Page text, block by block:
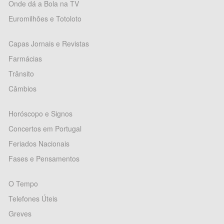
Onde dá a Bola na TV
Euromilhões e Totoloto
Capas Jornais e Revistas
Farmácias
Trânsito
Câmbios
Horóscopo e Signos
Concertos em Portugal
Feriados Nacionais
Fases e Pensamentos
O Tempo
Telefones Úteis
Greves